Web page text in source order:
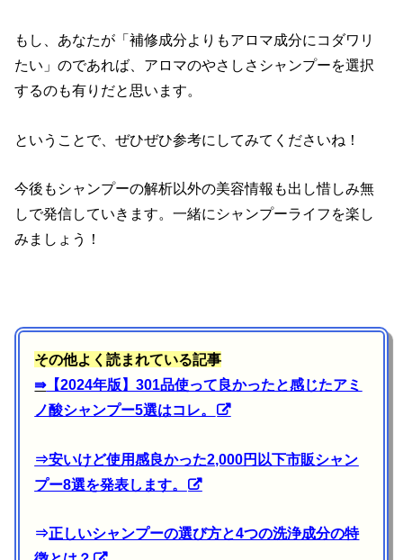
もし、あなたが「補修成分よりもアロマ成分にコダワリ
たい」のであれば、アロマのやさしさシャンプーを選択
するのも有りだと思います。
ということで、ぜひぜひ参考にしてみてくださいね！
今後もシャンプーの解析以外の美容情報も出し惜しみ無
しで発信していきます。一緒にシャンプーライフを楽し
みましょう！
その他よく読まれている記事
⇛【2024年版】301品使って良かったと感じたアミ
ノ酸シャンプー5選はコレ。
⇒安いけど使用感良かった2,000円以下市販シャン
プー8選を発表します。
⇒正しいシャンプーの選び方と4つの洗浄成分の特